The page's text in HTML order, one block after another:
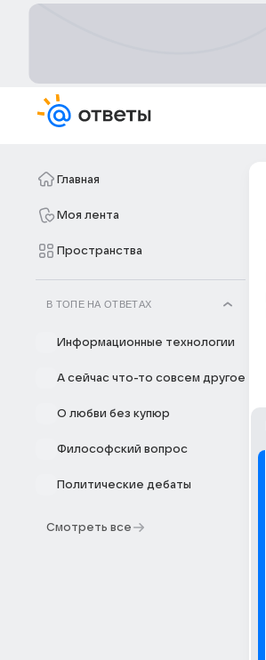
Главная
Моя лента
Пространства
В ТОПЕ НА ОТВЕТАХ
Информационные технологии
А сейчас что-то совсем другое
О любви без купюр
Философский вопрос
Политические дебаты
Смотреть все